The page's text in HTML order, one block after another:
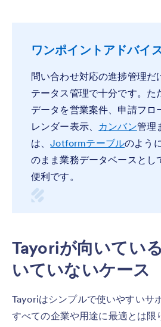
ワンポイントアドバイ
問い合わせ対応の進捗管理だ
テータス管理で十分です。た
データを営業案件、申請フロ
レンダー表示、 カンバン管理
は、Jotformテーブルのよう
のまま業務データベースとし
便利です。
Tayoriが向いてい
いていないケース
Tayoriはシンプルで使いやすいサ
すべての企業や用途に最適とは限